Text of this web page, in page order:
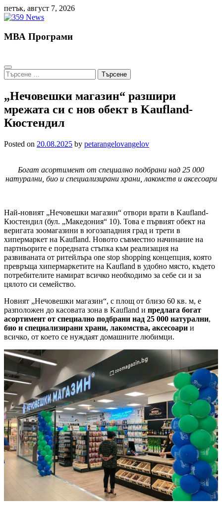
Skip
to
петък, август 7, 2026
МВА Програми
Търсене
за:
„Нечовешки магазин“ разшири
мрежата си с нов обект в Kaufland-
Кюстендил
Posted on 20.08.2025 by petarangelovangelov
Богат асортимент от специално подбрани над 25 000
натурални, био и специализирани храни, лакомств и аксесоари
Най-новият „Нечовешки магазин“ отвори врати в Kaufland-
Кюстендил (бул. „Македония“ 10). Това е първият обект на
веригата зоомагазини в югозападния град и трети в
хипермаркет на Kaufland. Новото съвместно начинание на
партньорите е поредната стъпка към реализация на
развиваната от ритейлъра one stop shopping концепция, която
превръща хипермаркетите на Kaufland в удобно място, където
потребителите намират всичко необходимо за себе си и за
цялото си семейство.
Новият „Нечовешки магазин“, с площ от близо 60 кв. м, е
разположен до касовата зона в Kaufland и предлага богат
асортимент от специално подбрани над 25 000 натурални,
био и специализирани храни, лакомства, аксесоари и
всичко, от което се нуждаят домашните любимци.